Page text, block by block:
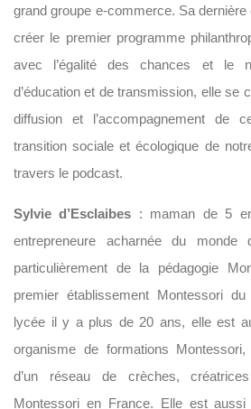
grand groupe e-commerce. Sa
créer le premier programme
avec l’égalité des chances et le
d’éducation et de transmission, elle se
diffusion et l’accompagnement
transition sociale et écologique de
travers le podcast.
Sylvie d’Esclaibes : maman de 5
entrepreneure acharnée du monde
particulièrement de la pédagogie
premier établissement Montessori du
lycée il y a plus de 20 ans, elle est
organisme de formations Montessori,
d’un réseau de crèches,
Montessori en France. Elle est aussi